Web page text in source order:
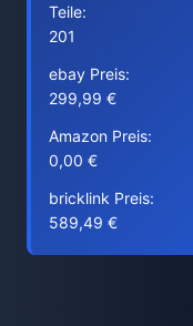
Teile:
201
ebay Preis:
299,99 €
Amazon Preis:
0,00 €
bricklink Preis:
589,49 €